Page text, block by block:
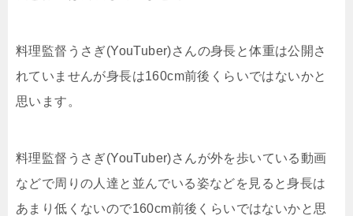
料理監督うさぎ(YouTuber)さんの身長と体重は公開さ
れていませんが身長は160cm前後くらいではないかと
思います。
料理監督うさぎ(YouTuber)さんが外を歩いている動画
などで周りの人達と並んでいる姿などを見ると身長は
あまり低くないので160cm前後くらいではないかと思